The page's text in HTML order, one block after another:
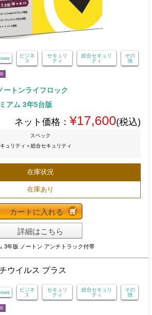
ビジネ
ス
セキュリ
ティ
総合セキュリ
ティ
その
他
トンライフロック
アム 3年5台版
ネット価格： ¥17,600(税込)
スペック
ュリティ＞総合セキュリティ
在庫状況
在庫あり
カートに入れる
詳細はこちら
3年版 ノートン アンチトラック付帯
ビジネ
ス
セキュリ
ティ
総合セキュリ
ティ
その
他